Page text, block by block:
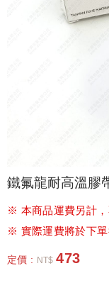
鐵氟龍耐高溫膠
※ 本商品運費另計
※ 實際運費將於下
定價 : NT$ 473